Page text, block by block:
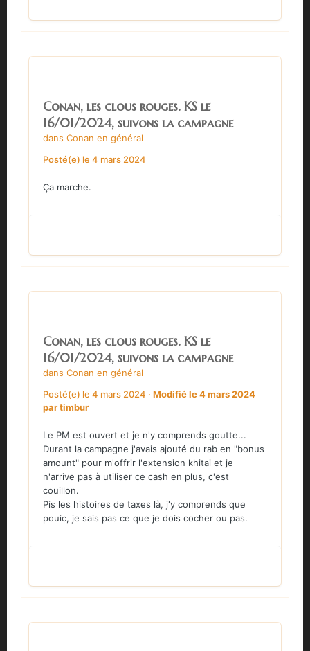
Conan, les clous rouges. KS le
16/01/2024, suivons la campagne
dans Conan en général
Posté(e) le 4 mars 2024
Ça marche.
Conan, les clous rouges. KS le
16/01/2024, suivons la campagne
dans Conan en général
Posté(e) le 4 mars 2024 · Modifiéle 4 mars 2024
par timbur
Le PM est ouvert et je n'y comprends goutte...
Durant la campagne j'avais ajouté du rab en "bonus
amount" pour m'offrir l'extension khitai et je
n'arrive pas à utiliser ce cash en plus, c'est
couillon.
Pis les histoires de taxes là, j'y comprends que
pouic, je sais pas ce que je dois cocher ou pas.